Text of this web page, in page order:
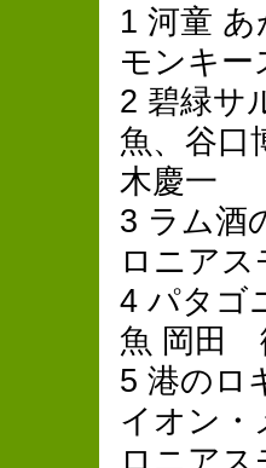
1 河童
モンキー
2 碧緑サ
魚、谷口
木慶一
3 ラム酒
ロニア
4 パタゴ
魚 岡田
5 港のロ
イオン・
ロニア